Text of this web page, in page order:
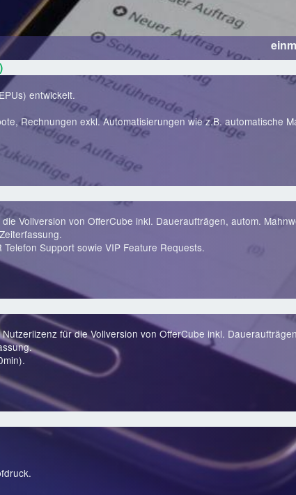
entwickelt.
Rechnungen exkl. Automatisierungen wie z.B. automatische
Vollversion von OfferCube inkl. Daueraufträgen, autom.
Support sowie VIP Feature Requests.
für die Vollversion von OfferCube inkl.